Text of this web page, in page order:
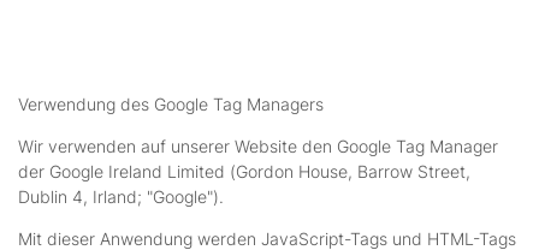
Verwendung des Google Tag Managers
Wir verwenden auf unserer Website den Google Tag Manager
der Google Ireland Limited (Gordon House, Barrow Street,
Dublin 4, Irland; "Google").
Mit dieser Anwendung werden JavaScript-Tags und HTML-Tags